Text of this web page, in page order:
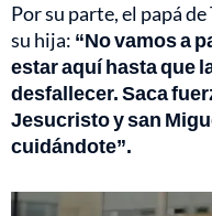
Por su parte, el papá
su hija: “No vamos a
estar aquí hasta que
desfallecer. Saca
Jesucristo y san
cuidándote”.